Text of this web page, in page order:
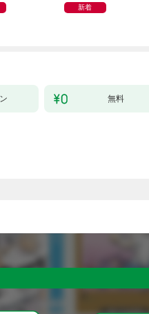
新着
無料